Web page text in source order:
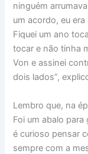
ninguém
um acordo, eu
Fiquei um ano
tocar e não tinha
Von e assinei
dois lados”,
Lembro que, na
Foi um abalo
é curioso pensar
sempre com a